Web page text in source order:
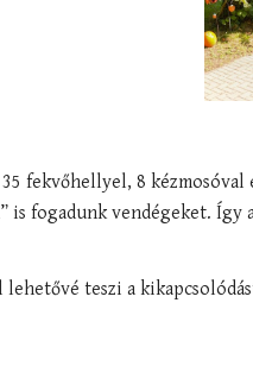
fekvőhellyel, 8
fogadunk vendégeket.
teszi a